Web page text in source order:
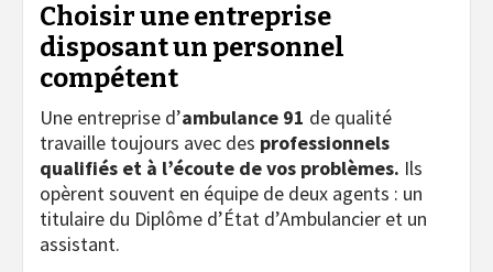
Choisir une entreprise
disposant un personnel
compétent
Une entreprise d’ambulance 91 de qualité
travaille toujours avec des professionnels
qualifiés et à l’écoute de vos problèmes. Ils
opèrent souvent en équipe de deux agents : un
titulaire du Diplôme d’État d’Ambulancier et un
assistant.